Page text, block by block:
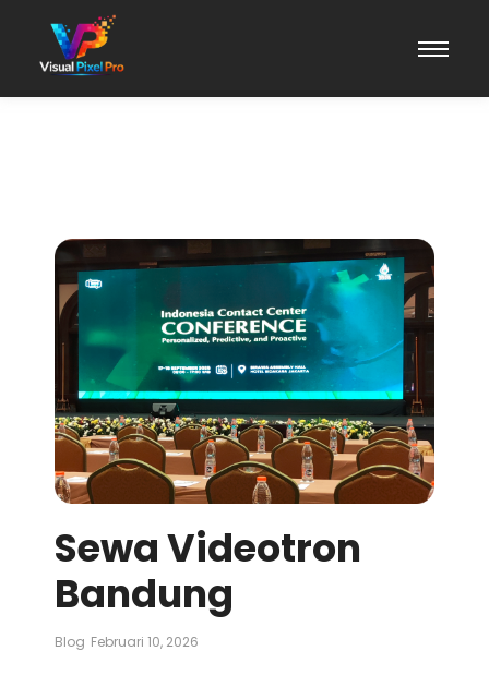
Sewa Videotron
Bandung
Blog Februari 10, 2026